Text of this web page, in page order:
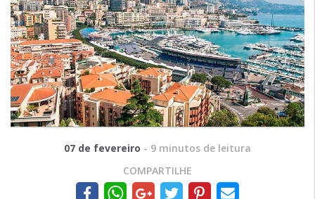
07 de fevereiro - 9 minutos de leitura
COMPARTILHE